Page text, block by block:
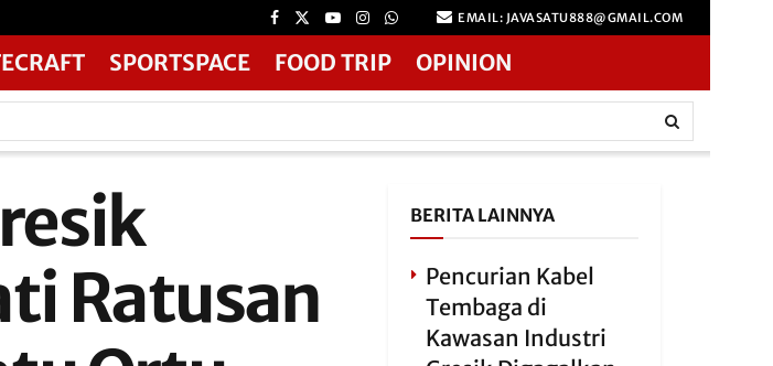
EMAIL: JAVASATU888@GMAIL.COM
SPORTSPACE FOOD TRIP OPINION
Ratusan
BERITA LAINNYA
Pencurian Kabel
Tembaga di
Kawasan Industri